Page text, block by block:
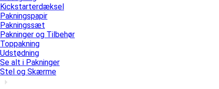
Kickstarterdæksel
Pakningspapir
Pakningssæt
Pakninger og Tilbehør
Toppakning
Udstødning
Se alt i Pakninger
Stel og Skærme